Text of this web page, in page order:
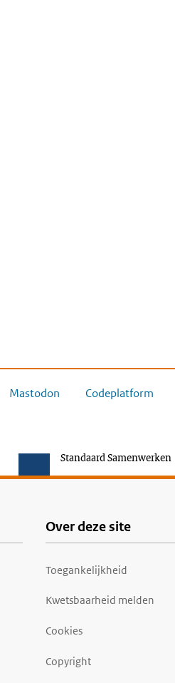
Mastodon Codeplatform
Standaard Samenwerken
Over deze site
Toegankelijkheid
Kwetsbaarheid melden
Cookies
Copyright